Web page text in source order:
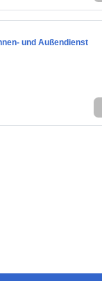
und Außendienst